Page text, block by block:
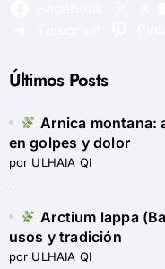
Últimos Posts
Arnica montana:
en golpes y dolor
por ULHAIA QI
Arctium lappa
usos y tradición
por ULHAIA QI